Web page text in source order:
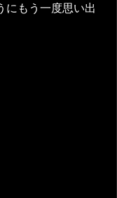
にもう一度思い出